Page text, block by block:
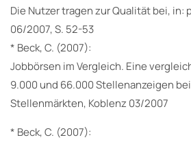
Die Nutzer tragen zur Qualität bei, in:
06/2007, S. 52-53
* Beck, C. (2007):
Jobbörsen im Vergleich. Eine
9.000 und 66.000 Stellenanzeigen
Stellenmärkten, Koblenz 03/2007
* Beck, C. (2007):